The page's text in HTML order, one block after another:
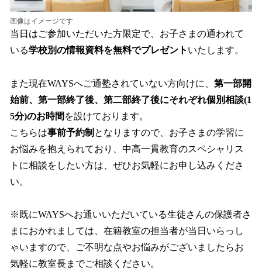
画像はイメージです
当日はご参加いただいた方限定で、お子さまの通われて
いる学校別の情報資料を無料でプレゼント いたします。
また現在WAYSへご通塾されていない方向けに、 第一部開
始前、第一部終了後、第二部終了後にそれぞれ個別相談(1
5分)のお時間 を設けております。
こちらは事前予約制 となりますので、お子さまの学習に
お悩みを抱えられており、中高一貫教育のスペシャリス
トに相談をしたい方は、ぜひお気軽にお申し込みくださ
い。
※既にWAYSへお通いいただいている生徒さんの保護者さ
まにおかれましては、在籍教室の担当者が当日いらっし
ゃいますので、ご不明な点やお悩みがございましたらお
気軽に教室長までご相談ください。